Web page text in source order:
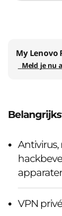
My Lenovo
Meld je nu
VPN